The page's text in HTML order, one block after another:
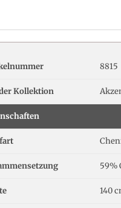
8815
Kollektion
59%
140